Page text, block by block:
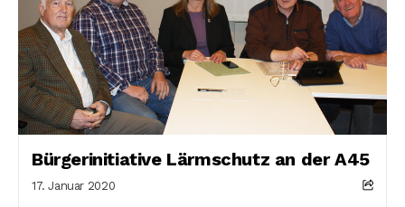
Bürgerinitiative Lärmschutz an der A45
17. Januar 2020